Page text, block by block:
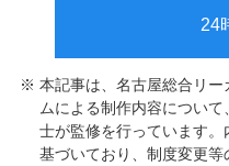
24
本記事は、名古屋総合リ
ムによる制作内容につい
士が監修を行っています
基づいており、制度変更